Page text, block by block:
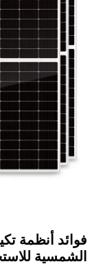
فوائد أنظمة
الشمسية